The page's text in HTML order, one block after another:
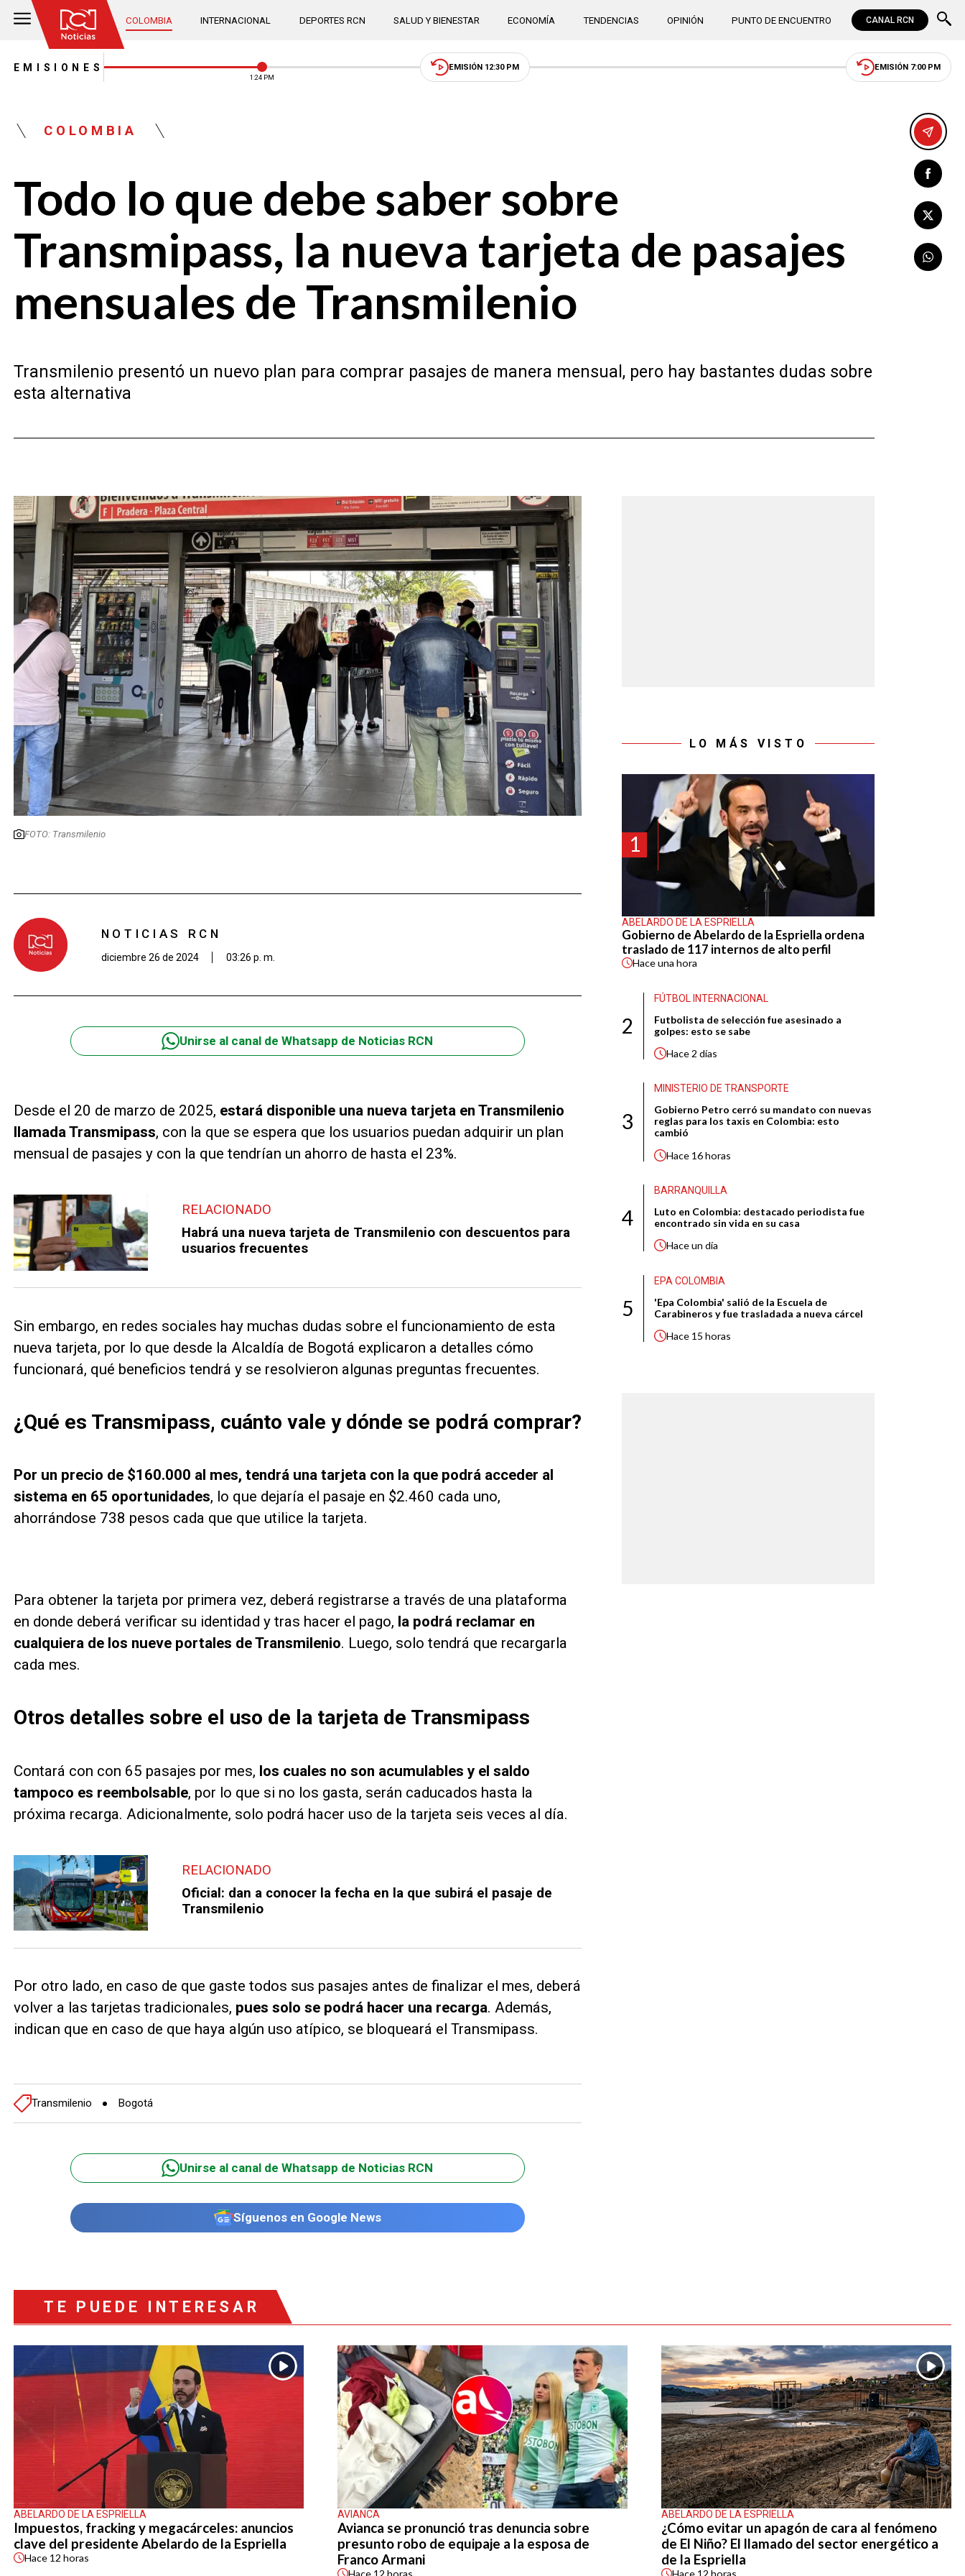
COLOMBIA INTERNACIONAL DEPORTES RCN SALUD Y BIENESTAR ECONOMÍA TENDENCIAS OPINIÓN PUNTO DE ENCUENTRO CANAL RCN
EMISIONES
1:24 PM
EMISIÓN 12:30 PM EMISIÓN 7:00 PM
COLOMBIA
Todo lo que debe saber sobre
Transmipass, la nueva tarjeta de pasajes
mensuales de Transmilenio
Transmilenio presentó un nuevo plan para comprar pasajes de manera mensual, pero hay bastantes dudas sobre
esta alternativa
FOTO: Transmilenio
NOTICIAS RCN
diciembre 26 de 2024 03:26 p. m.
Unirse al canal de Whatsapp de Noticias RCN
Desde el 20 de marzo de 2025, estará disponible una nueva tarjeta en Transmilenio
llamada Transmipass, con la que se espera que los usuarios puedan adquirir un plan
mensual de pasajes y con la que tendrían un ahorro de hasta el 23%.
RELACIONADO
Habrá una nueva tarjeta de Transmilenio con descuentos para
usuarios frecuentes
Sin embargo, en redes sociales hay muchas dudas sobre el funcionamiento de esta
nueva tarjeta, por lo que desde la Alcaldía de Bogotá explicaron a detalles cómo
funcionará, qué beneficios tendrá y se resolvieron algunas preguntas frecuentes.
¿Qué es Transmipass, cuánto vale y dónde se podrá comprar?
Por un precio de $160.000 al mes, tendrá una tarjeta con la que podrá acceder al
sistema en 65 oportunidades, lo que dejaría el pasaje en $2.460 cada uno,
ahorrándose 738 pesos cada que que utilice la tarjeta.
Para obtener la tarjeta por primera vez, deberá registrarse a través de una plataforma
en donde deberá verificar su identidad y tras hacer el pago, la podrá reclamar en
cualquiera de los nueve portales de Transmilenio. Luego, solo tendrá que recargarla
cada mes.
Otros detalles sobre el uso de la tarjeta de Transmipass
Contará con con 65 pasajes por mes, los cuales no son acumulables y el saldo
tampoco es reembolsable, por lo que si no los gasta, serán caducados hasta la
próxima recarga. Adicionalmente, solo podrá hacer uso de la tarjeta seis veces al día.
RELACIONADO
Oficial: dan a conocer la fecha en la que subirá el pasaje de
Transmilenio
Por otro lado, en caso de que gaste todos sus pasajes antes de finalizar el mes, deberá
volver a las tarjetas tradicionales, pues solo se podrá hacer una recarga. Además,
indican que en caso de que haya algún uso atípico, se bloqueará el Transmipass.
Transmilenio Bogotá
Unirse al canal de Whatsapp de Noticias RCN
Síguenos en Google News
LO MÁS VISTO
1
ABELARDO DE LA ESPRIELLA
Gobierno de Abelardo de la Espriella ordena
traslado de 117 internos de alto perfil
Haceuna hora
2
FÚTBOL INTERNACIONAL
Futbolista de selección fue asesinado a
golpes: esto se sabe
Hace2 días
3
MINISTERIO DE TRANSPORTE
Gobierno Petro cerró su mandato con nuevas
reglas para los taxis en Colombia: esto
cambió
Hace 16 horas
4
BARRANQUILLA
Luto en Colombia: destacado periodista fue
encontrado sin vida en su casa
Haceun día
5
EPA COLOMBIA
'Epa Colombia' salió de la Escuela de
Carabineros y fue trasladada a nueva cárcel
Hace 15 horas
TE PUEDE INTERESAR
ABELARDO DE LA ESPRIELLA
Impuestos, fracking y megacárceles: anuncios
clave del presidente Abelardo de la Espriella
Hace 12 horas
AVIANCA
Avianca se pronunció tras denuncia sobre
presunto robo de equipaje a la esposa de
Franco Armani
Hace 12 horas
ABELARDO DE LA ESPRIELLA
¿Cómo evitar un apagón de cara al fenómeno
de El Niño? El llamado del sector energético a
de la Espriella
Hace 12 horas